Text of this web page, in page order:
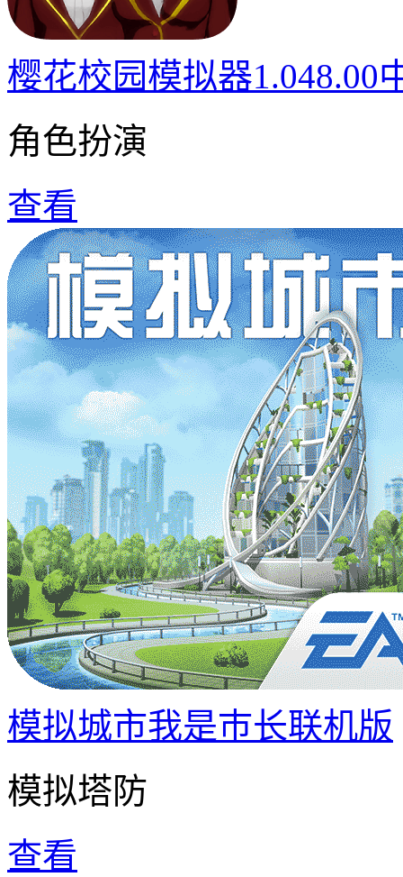
樱花校园模拟器1.048.00
角色扮演
查看
模拟城市我是巿长联机版
模拟塔防
查看